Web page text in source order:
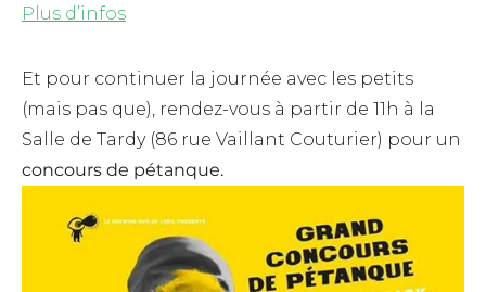
Plus d’infos
Et pour continuer la journée avec les petits
(mais pas que), rendez-vous à partir de 11h à la
Salle de Tardy (86 rue Vaillant Couturier) pour un
concours de pétanque.